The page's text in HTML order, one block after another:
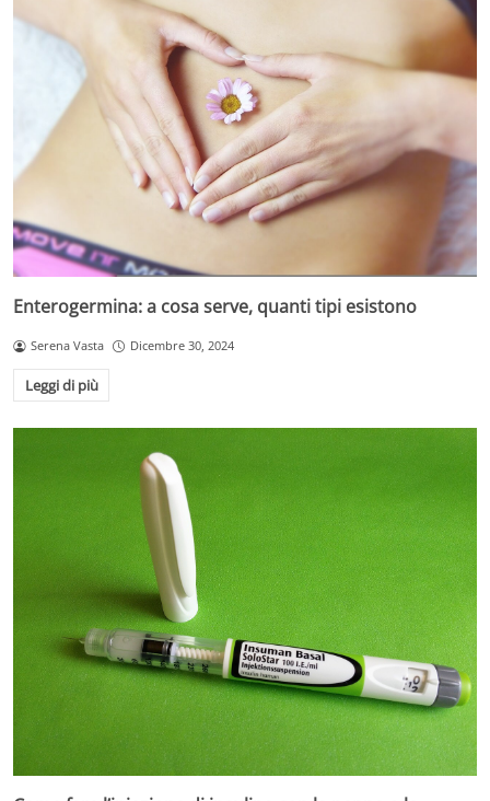
Enterogermina: a cosa serve, quanti tipi esistono
Serena Vasta Dicembre 30, 2024
Leggi di più